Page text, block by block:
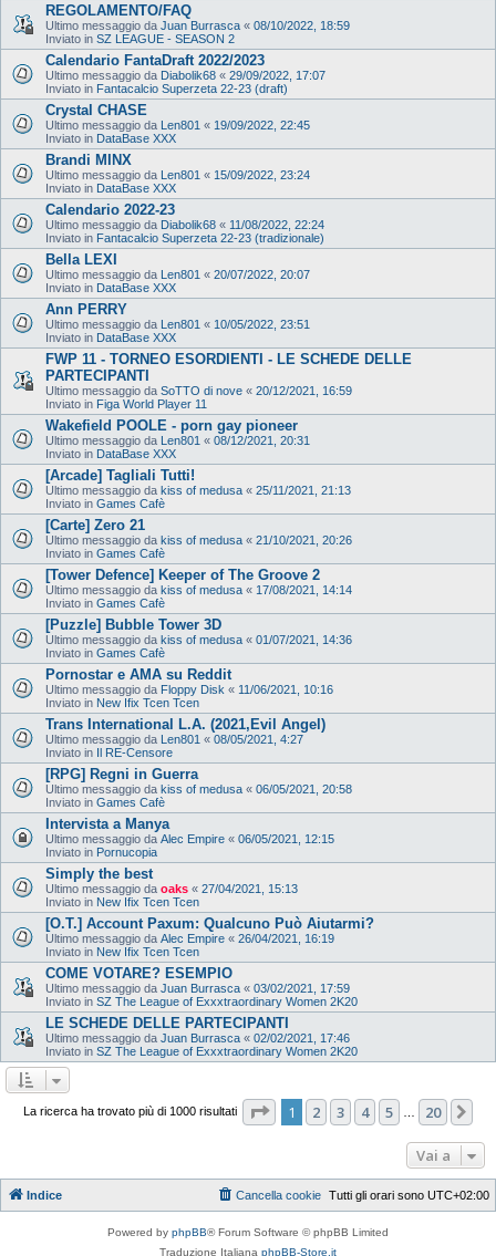
REGOLAMENTO/FAQ
Ultimo messaggio da Juan Burrasca « 08/10/2022, 18:59
Inviato in SZ LEAGUE - SEASON 2
Calendario FantaDraft 2022/2023
Ultimo messaggio da Diabolik68 « 29/09/2022, 17:07
Inviato in Fantacalcio Superzeta 22-23 (draft)
Crystal CHASE
Ultimo messaggio da Len801 « 19/09/2022, 22:45
Inviato in DataBase XXX
Brandi MINX
Ultimo messaggio da Len801 « 15/09/2022, 23:24
Inviato in DataBase XXX
Calendario 2022-23
Ultimo messaggio da Diabolik68 « 11/08/2022, 22:24
Inviato in Fantacalcio Superzeta 22-23 (tradizionale)
Bella LEXI
Ultimo messaggio da Len801 « 20/07/2022, 20:07
Inviato in DataBase XXX
Ann PERRY
Ultimo messaggio da Len801 « 10/05/2022, 23:51
Inviato in DataBase XXX
FWP 11 - TORNEO ESORDIENTI - LE SCHEDE DELLE
PARTECIPANTI
Ultimo messaggio da SoTTO di nove « 20/12/2021, 16:59
Inviato in Figa World Player 11
Wakefield POOLE - porn gay pioneer
Ultimo messaggio da Len801 « 08/12/2021, 20:31
Inviato in DataBase XXX
[Arcade] Tagliali Tutti!
Ultimo messaggio da kiss of medusa « 25/11/2021, 21:13
Inviato in Games Cafè
[Carte] Zero 21
Ultimo messaggio da kiss of medusa « 21/10/2021, 20:26
Inviato in Games Cafè
[Tower Defence] Keeper of The Groove 2
Ultimo messaggio da kiss of medusa « 17/08/2021, 14:14
Inviato in Games Cafè
[Puzzle] Bubble Tower 3D
Ultimo messaggio da kiss of medusa « 01/07/2021, 14:36
Inviato in Games Cafè
Pornostar e AMA su Reddit
Ultimo messaggio da Floppy Disk « 11/06/2021, 10:16
Inviato in New Ifix Tcen Tcen
Trans International L.A. (2021,Evil Angel)
Ultimo messaggio da Len801 « 08/05/2021, 4:27
Inviato in Il RE-Censore
[RPG] Regni in Guerra
Ultimo messaggio da kiss of medusa « 06/05/2021, 20:58
Inviato in Games Cafè
Intervista a Manya
Ultimo messaggio da Alec Empire « 06/05/2021, 12:15
Inviato in Pornucopia
Simply the best
Ultimo messaggio da oaks « 27/04/2021, 15:13
Inviato in New Ifix Tcen Tcen
[O.T.] Account Paxum: Qualcuno Può Aiutarmi?
Ultimo messaggio da Alec Empire « 26/04/2021, 16:19
Inviato in New Ifix Tcen Tcen
COME VOTARE? ESEMPIO
Ultimo messaggio da Juan Burrasca « 03/02/2021, 17:59
Inviato in SZ The League of Exxxtraordinary Women 2K20
LE SCHEDE DELLE PARTECIPANTI
Ultimo messaggio da Juan Burrasca « 02/02/2021, 17:46
Inviato in SZ The League of Exxxtraordinary Women 2K20
La ricerca ha trovato più di 1000 risultati Pagina di 20
1 2 3 4 5 20
Vai a
Indice Tutti gli orari sono UTC+02:00
Cancella cookie
Powered by phpBB® Forum Software © phpBB Limited
Traduzione Italiana phpBB-Store.it